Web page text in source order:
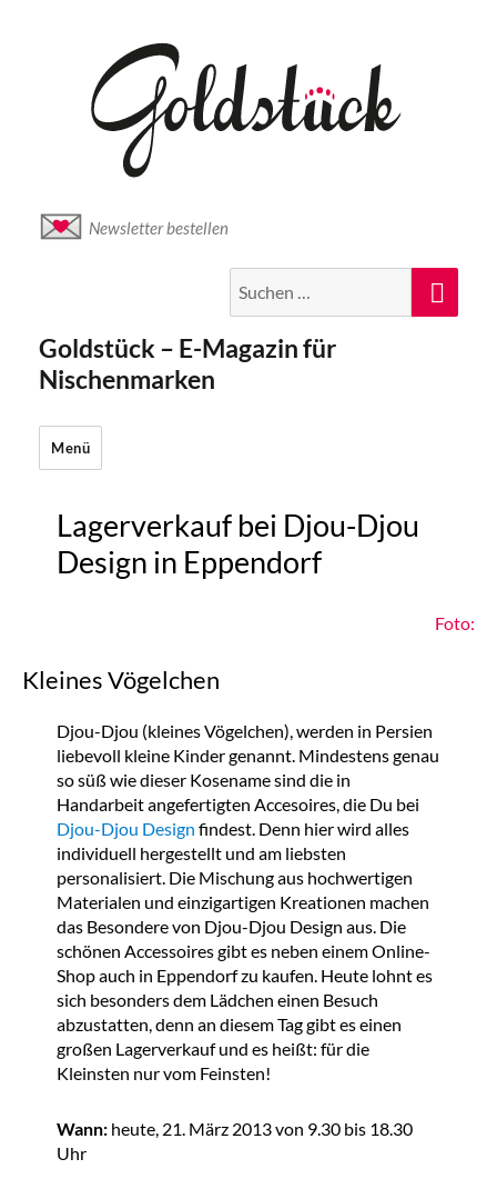
Newsletter bestellen
nach:
Goldstück – E-Magazin für
Nischenmarken
Menü
Lagerverkauf bei Djou-Djou
Design in Eppendorf
Foto:
Kleines Vögelchen
Djou-Djou (kleines Vögelchen), werden in Persien
liebevoll kleine Kinder genannt. Mindestens genau
so süß wie dieser Kosename sind die in
Handarbeit angefertigten Accesoires, die Du bei
Djou-Djou Design findest. Denn hier wird alles
individuell hergestellt und am liebsten
personalisiert. Die Mischung aus hochwertigen
Materialen und einzigartigen Kreationen machen
das Besondere von Djou-Djou Design aus. Die
schönen Accessoires gibt es neben einem Online-
Shop auch in Eppendorf zu kaufen. Heute lohnt es
sich besonders dem Lädchen einen Besuch
abzustatten, denn an diesem Tag gibt es einen
großen Lagerverkauf und es heißt: für die
Kleinsten nur vom Feinsten!
Wann: heute, 21. März 2013 von 9.30 bis 18.30
Uhr